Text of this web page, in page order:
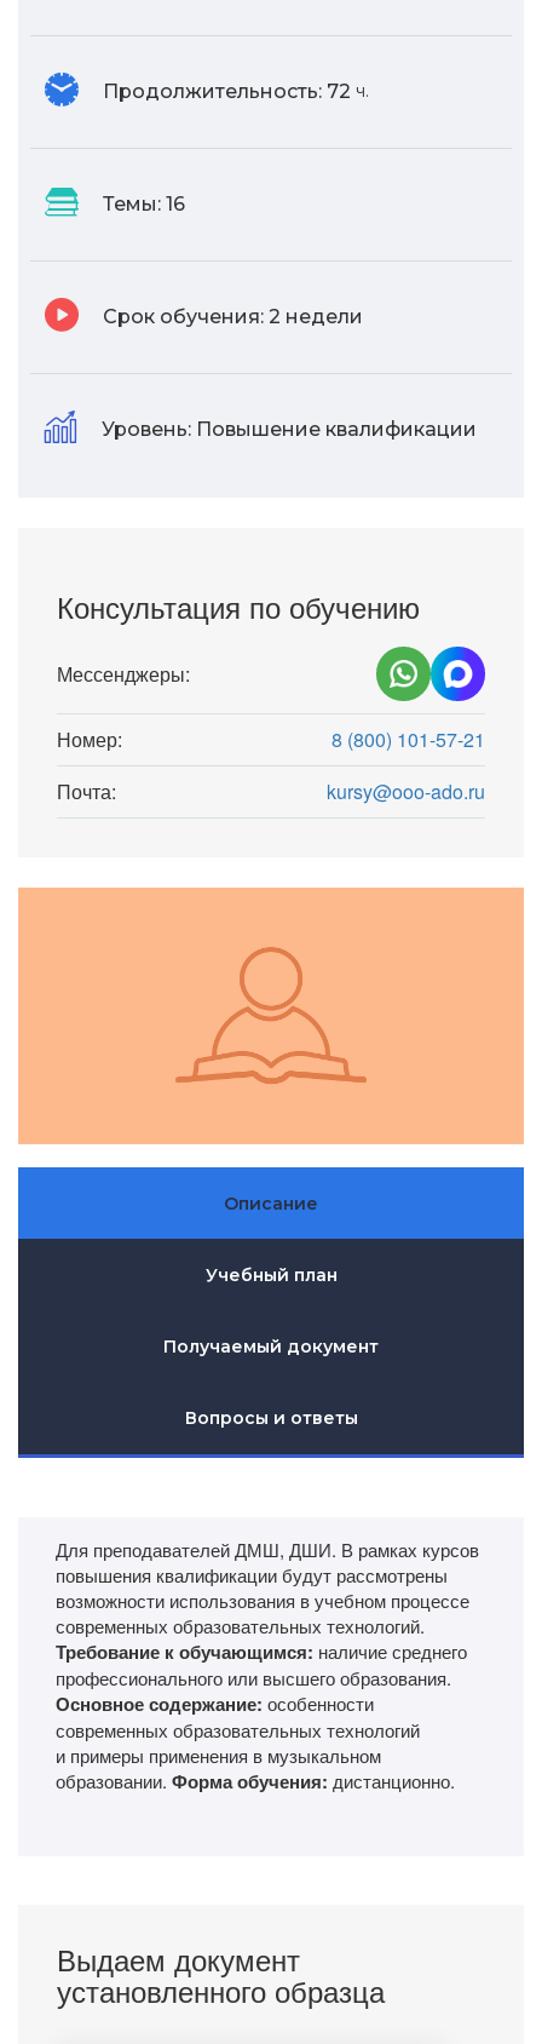
Продолжительность: 72 ч.
Темы: 16
Срок обучения: 2 недели
Уровень: Повышение квалификации
Консультация по обучению
Мессенджеры:
Номер:
8 (800) 101-57-21
Почта:
kursy@ooo-ado.ru
Описание
Учебный план
Получаемый документ
Вопросы и ответы
Для преподавателей ДМШ, ДШИ. В рамках курсов
повышения квалификации будут рассмотрены
возможности использования в учебном процессе
современных образовательных технологий.
Требование к обучающимся: наличие среднего
профессионального или высшего образования.
Основное содержание: особенности
современных образовательных технологий
и примеры применения в музыкальном
образовании. Форма обучения: дистанционно.
Выдаем документ
установленного образца